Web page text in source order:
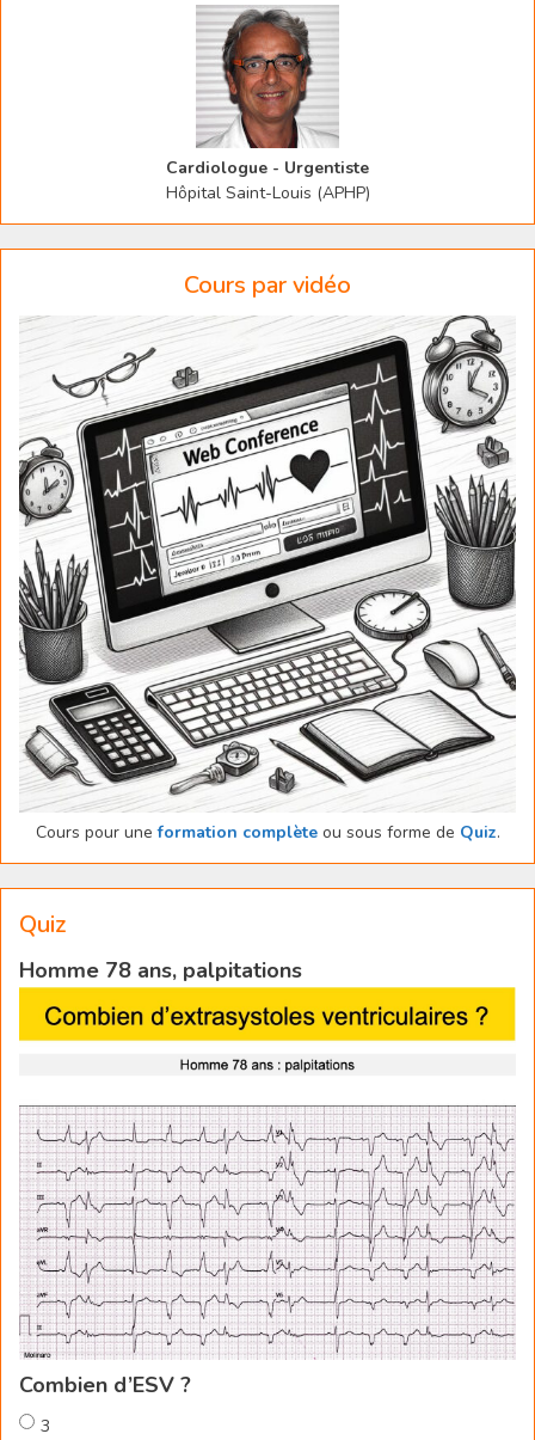
Cardiologue - Urgentiste
Hôpital Saint-Louis (APHP)
Cours par vidéo
Cours pour uneformation complèteou sous forme de Quiz.
Quiz
Homme 78 ans, palpitations
Combien d’ESV ?
3